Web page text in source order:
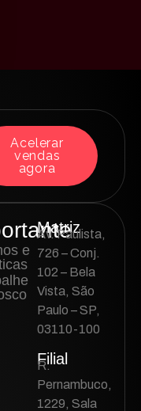
Acelerar
vendas
agora
e
Matriz
Av. Paulista,
726 – Conj.
102 – Bela
Vista, São
Paulo – SP,
03110-100
Filial
R.
Pernambuco,
1229, Sala